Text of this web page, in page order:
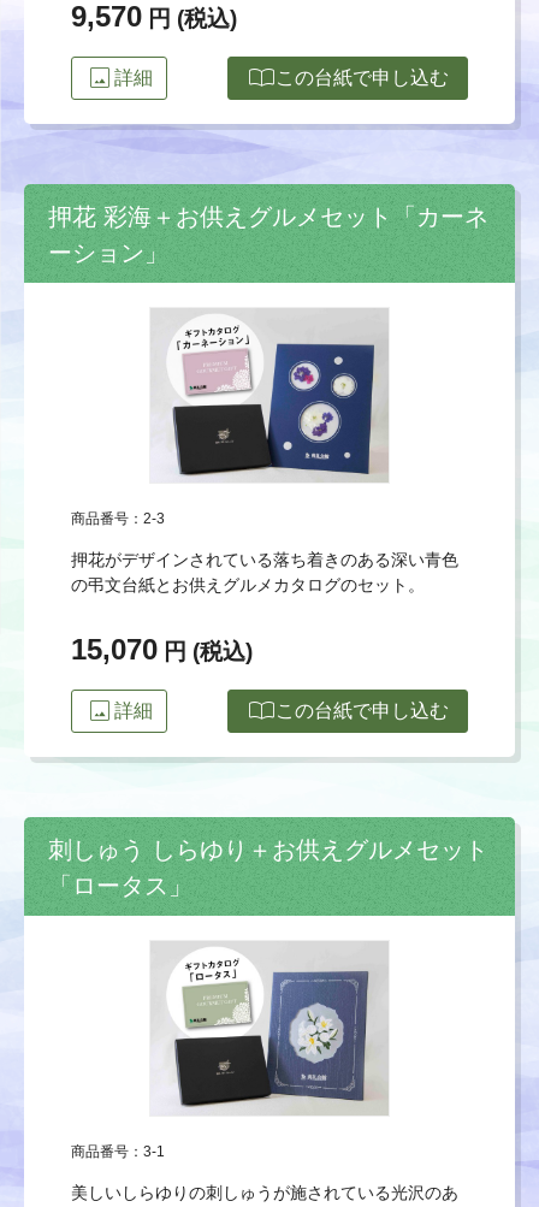
9,570 円 (税込)
image 詳細 import_contactsこの台紙で申し込む
押花 彩海＋お供えグルメセット「カーネ
ーション」
商品番号：2-3
押花がデザインされている落ち着きのある深い青色
の弔文台紙とお供えグルメカタログのセット。
15,070 円 (税込)
image 詳細 import_contactsこの台紙で申し込む
刺しゅう しらゆり＋お供えグルメセット
「ロータス」
商品番号：3-1
美しいしらゆりの刺しゅうが施されている光沢のあ